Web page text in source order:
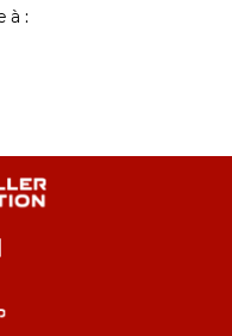
à :